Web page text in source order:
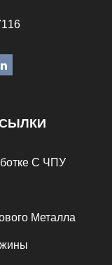
С ЧПУ
Металла